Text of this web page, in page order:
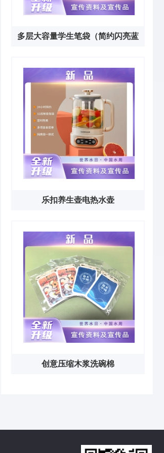
多层大容量学生笔袋（简约闪亮蓝
乐扣养生壶电热水壶
创意压缩木浆洗碗棉